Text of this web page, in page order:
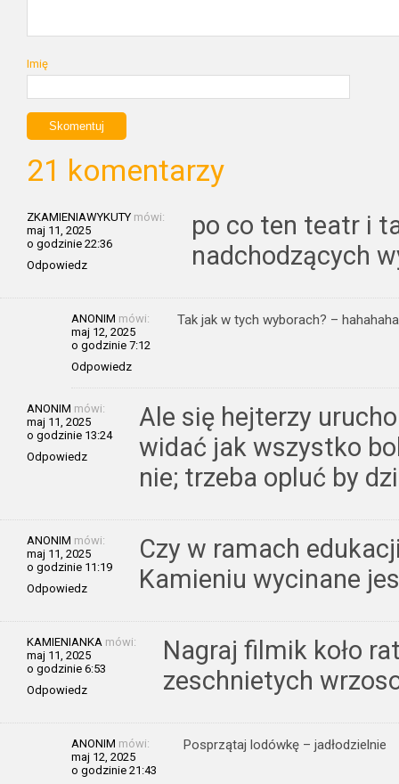
Imię
21 komentarzy
ZKAMIENIAWYKUTY mówi:
maj 11, 2025
o godzinie 22:36
Odpowiedz
po co ten teatr i
nadchodzących
ANONIM mówi:
maj 12, 2025
o godzinie 7:12
Odpowiedz
Tak jak w tych wyborach? – hahahaha
ANONIM mówi:
maj 11, 2025
o godzinie 13:24
Odpowiedz
Ale się hejterzy
widać jak wszystko
nie; trzeba opluć by
ANONIM mówi:
maj 11, 2025
o godzinie 11:19
Odpowiedz
Czy w ramach
Kamieniu wycinane
KAMIENIANKA mówi:
maj 11, 2025
o godzinie 6:53
Odpowiedz
Nagraj filmik koło
zeschnietych
ANONIM mówi:
maj 12, 2025
o godzinie 21:43
Posprzątaj lodówkę – jadłodzielnie